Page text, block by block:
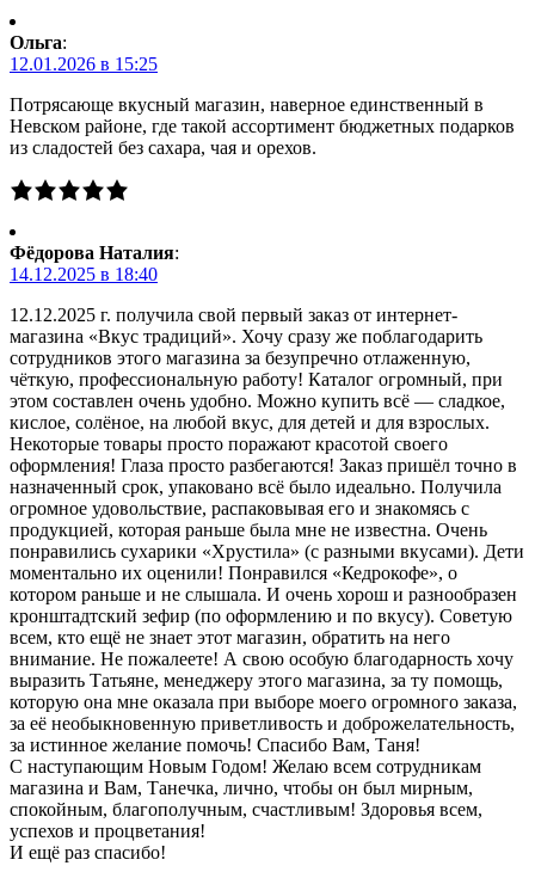
Ольга:
12.01.2026 в 15:25
Потрясающе вкусный магазин, наверное единственный в
Невском районе, где такой ассортимент бюджетных подарков
из сладостей без сахара, чая и орехов.
Фёдорова Наталия:
14.12.2025 в 18:40
12.12.2025 г. получила свой первый заказ от интернет-
магазина «Вкус традиций». Хочу сразу же поблагодарить
сотрудников этого магазина за безупречно отлаженную,
чёткую, профессиональную работу! Каталог огромный, при
этом составлен очень удобно. Можно купить всё — сладкое,
кислое, солёное, на любой вкус, для детей и для взрослых.
Некоторые товары просто поражают красотой своего
оформления! Глаза просто разбегаются! Заказ пришёл точно в
назначенный срок, упаковано всё было идеально. Получила
огромное удовольствие, распаковывая его и знакомясь с
продукцией, которая раньше была мне не известна. Очень
понравились сухарики «Хрустила» (с разными вкусами). Дети
моментально их оценили! Понравился «Кедрокофе», о
котором раньше и не слышала. И очень хорош и разнообразен
кронштадтский зефир (по оформлению и по вкусу). Советую
всем, кто ещё не знает этот магазин, обратить на него
внимание. Не пожалеете! А свою особую благодарность хочу
выразить Татьяне, менеджеру этого магазина, за ту помощь,
которую она мне оказала при выборе моего огромного заказа,
за её необыкновенную приветливость и доброжелательность,
за истинное желание помочь! Спасибо Вам, Таня!
С наступающим Новым Годом! Желаю всем сотрудникам
магазина и Вам, Танечка, лично, чтобы он был мирным,
спокойным, благополучным, счастливым! Здоровья всем,
успехов и процветания!
И ещё раз спасибо!